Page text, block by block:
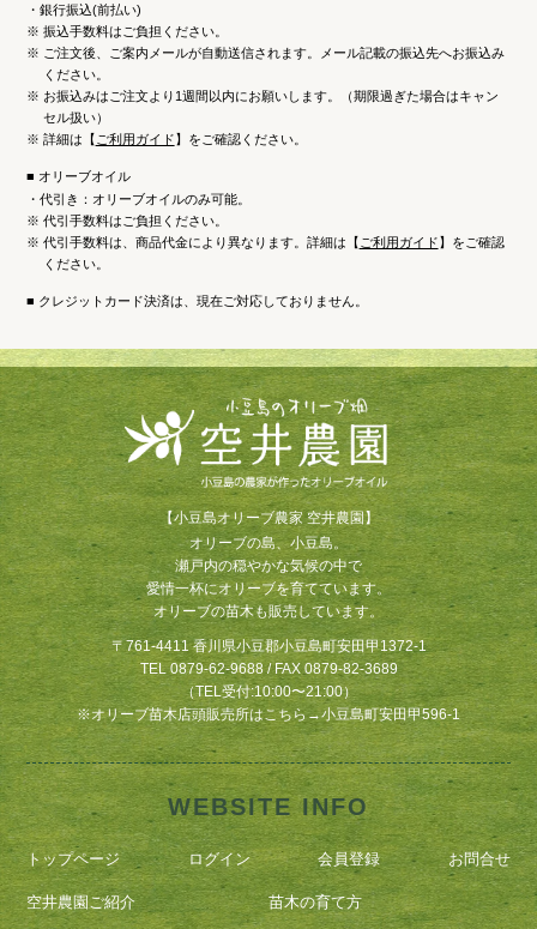
・銀行振込(前払い)
※ 振込手数料はご負担ください。
※ ご注文後、ご案内メールが自動送信されます。メール記載の振込先へお振込み
ください。
※ お振込みはご注文より1週間以内にお願いします。（期限過ぎた場合はキャン
セル扱い）
※ 詳細は【 ご利用ガイド】をご確認ください。
オリーブオイル
・代引き：オリーブオイルのみ可能。
※ 代引手数料はご負担ください。
※ 代引手数料は、商品代金により異なります。詳細は【 ご利用ガイド】をご確認
ください。
クレジットカード決済は、現在ご対応しておりません。
【小豆島オリーブ農家 空井農園】
オリーブの島、小豆島。
瀬戸内の穏やかな気候の中で
愛情一杯にオリーブを育てています。
オリーブの苗木も販売しています。
〒761-4411 香川県小豆郡小豆島町安田甲1372-1
TEL 0879-62-9688 / FAX 0879-82-3689
（TEL受付:10:00〜21:00）
※オリーブ苗木店頭販売所はこちら→小豆島町安田甲596-1
WEBSITE INFO
トップページ ログイン 会員登録 お問合せ
空井農園ご紹介 苗木の育て方